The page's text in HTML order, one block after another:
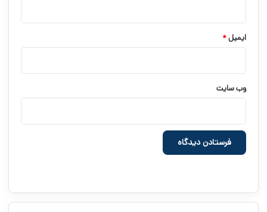
ایمیل*
وب‌ سایت